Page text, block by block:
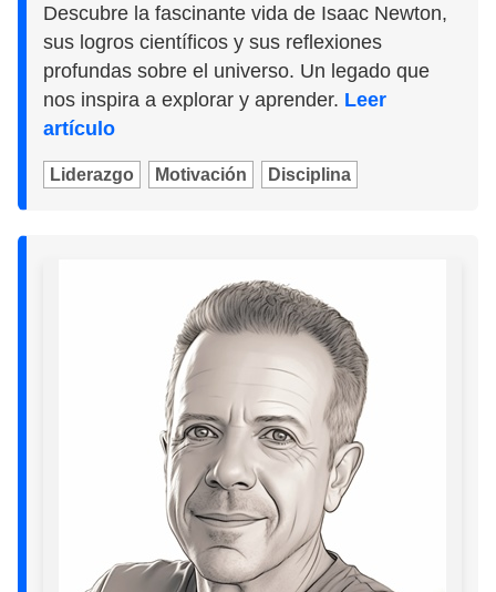
Descubre la fascinante vida de Isaac Newton,
sus logros científicos y sus reflexiones
profundas sobre el universo. Un legado que
nos inspira a explorar y aprender. Leer
artículo
Liderazgo Motivación Disciplina